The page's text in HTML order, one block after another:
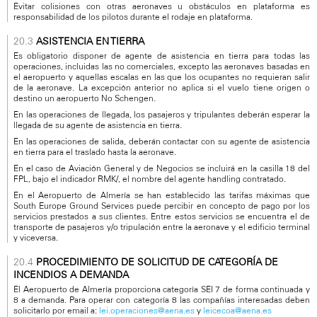
Evitar colisiones con otras aeronaves u obstáculos en plataforma es
responsabilidad de los pilotos durante el rodaje en plataforma.
ASISTENCIA EN TIERRA
Es obligatorio disponer de agente de asistencia en tierra para todas las
operaciones, incluidas las no comerciales, excepto las aeronaves basadas en
el aeropuerto y aquellas escalas en las que los ocupantes no requieran salir
de la aeronave. La excepción anterior no aplica si el vuelo tiene origen o
destino un aeropuerto No Schengen.
En las operaciones de llegada, los pasajeros y tripulantes deberán esperar la
llegada de su agente de asistencia en tierra.
En las operaciones de salida, deberán contactar con su agente de asistencia
en tierra para el traslado hasta la aeronave.
En el caso de Aviación General y de Negocios se incluirá en la casilla 18 del
FPL, bajo el indicador RMK/, el nombre del agente handling contratado.
En el Aeropuerto de Almería se han establecido las tarifas máximas que
South Europe Ground Services puede percibir en concepto de pago por los
servicios prestados a sus clientes. Entre estos servicios se encuentra el de
transporte de pasajeros y/o tripulación entre la aeronave y el edificio terminal
y viceversa.
PROCEDIMIENTO DE SOLICITUD DE CATEGORÍA DE
INCENDIOS A DEMANDA
El Aeropuerto de Almería proporciona categoría SEI 7 de forma continuada y
8 a demanda. Para operar con categoría 8 las compañías interesadas deben
solicitarlo por email a: lei.operaciones@aena.es y leicecoa@aena.es